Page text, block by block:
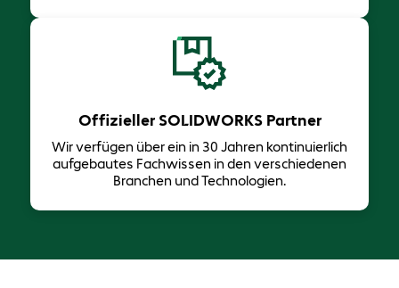
Offizieller SOLIDWORKS Partner
Wir verfügen über ein in 30 Jahren ​kontinuierlich
aufgebautes Fachwissen in den verschiedenen
Branchen und Technologien.